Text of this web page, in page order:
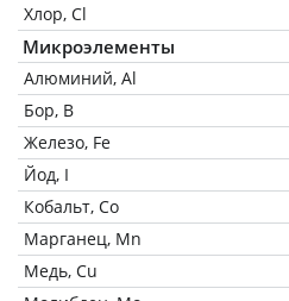
Хлор, Cl
Микроэлементы
Алюминий, Al
Бор, B
Железо, Fe
Йод, I
Кобальт, Co
Марганец, Mn
Медь, Cu